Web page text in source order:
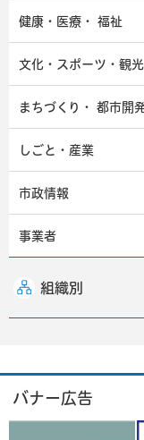
健康・医療・ 福祉
文化・スポーツ・観光
まちづくり・ 都市開
しごと・産業
市政情報
事業者
組織別
バナー広告